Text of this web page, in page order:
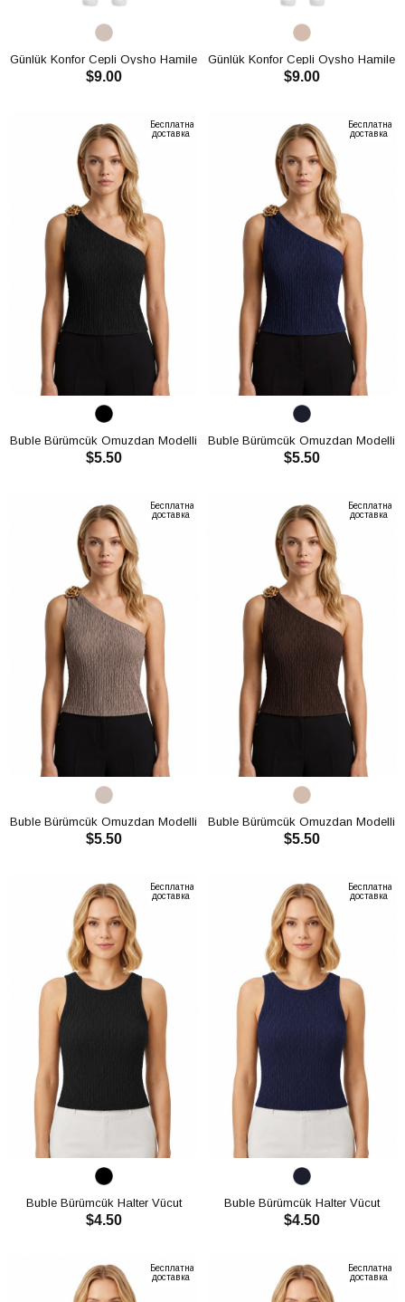
Günlük Konfor Cepli Oysho Hamile
Pantolon CH3010
$9.00
Günlük Konfor Cepli Oysho Hamile
Pantolon CH3010
$9.00
Бесплатная
доставка
Buble Bürümcük Omuzdan Modelli
Crop CH3011
$5.50
Бесплатная
доставка
Buble Bürümcük Omuzdan Modelli
Crop CH3011
$5.50
Бесплатная
доставка
Buble Bürümcük Omuzdan Modelli
Crop CH3011
$5.50
Бесплатная
доставка
Buble Bürümcük Omuzdan Modelli
Crop CH3011
$5.50
Бесплатная
доставка
Buble Bürümcük Halter Vücut
Saran Crop CH3012
$4.50
Бесплатная
доставка
Buble Bürümcük Halter Vücut
Saran Crop CH3012
$4.50
Бесплатная
доставка
Бесплатная
доставка